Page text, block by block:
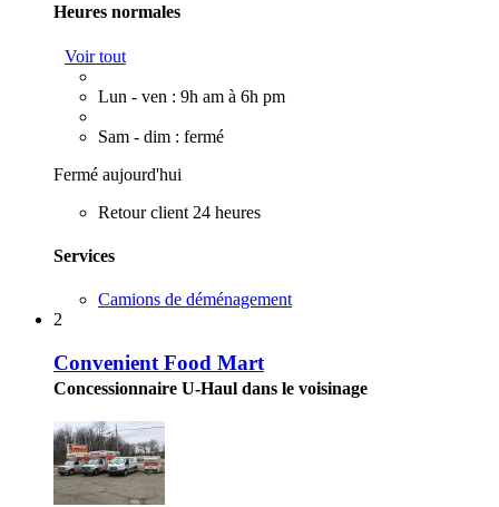
Heures normales
Voir tout
Lun - ven : 9h am à 6h pm
Sam - dim : fermé
Fermé aujourd'hui
Retour client 24 heures
Services
Camions de déménagement
2
Convenient Food Mart
Concessionnaire U-Haul dans le voisinage